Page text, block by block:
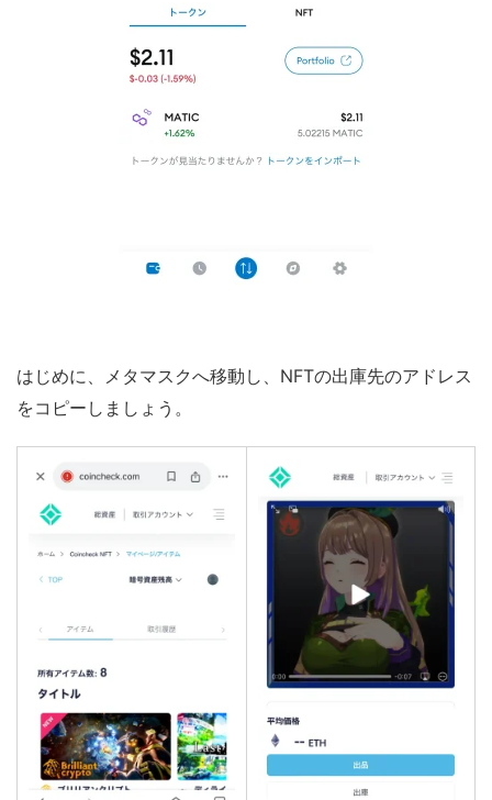
はじめに、メタマスクへ移動し、NFTの出庫先のアドレス
をコピーしましょう。